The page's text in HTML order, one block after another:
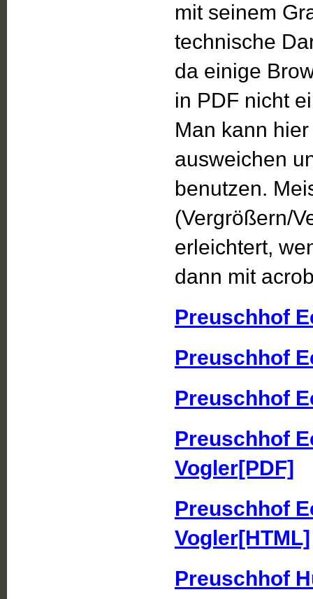
mit seinem
technische
da einige
in PDF nicht
Man kann
ausweichen
benutzen.
(Vergrößern/
erleichtert,
dann mit
Preuschhof
Preuschhof
Preuschhof
Preuschhof
Vogler[PDF]
Preuschhof
Vogler[HTML]
Preuschhof